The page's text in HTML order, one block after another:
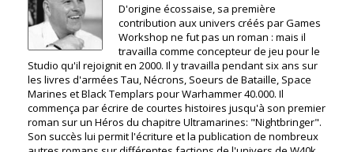
D'origine écossaise, sa première
contribution aux univers créés par Games
Workshop ne fut pas un roman : mais il
travailla comme concepteur de jeu pour le
Studio qu'il rejoignit en 2000. Il y travailla pendant six ans sur
les livres d'armées Tau, Nécrons, Soeurs de Bataille, Space
Marines et Black Templars pour Warhammer 40.000. Il
commença par écrire de courtes histoires jusqu'à son premier
roman sur un Héros du chapitre Ultramarines: "Nightbringer".
Son succès lui permit l'écriture et la publication de nombreux